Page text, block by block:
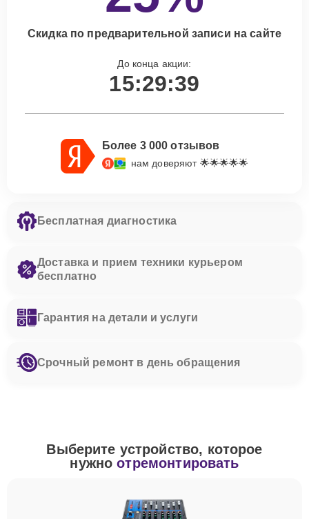
Скидка по предварительной записи на сайте
До конца акции:
15:29:38
Более 3 000 отзывов
нам доверяют 🌟🌟🌟🌟🌟
Бесплатная диагностика
Доставка и прием техники курьером
бесплатно
Гарантия на детали и услуги
Срочный ремонт в день обращения
Выберите устройство, которое
нужноотремонтировать